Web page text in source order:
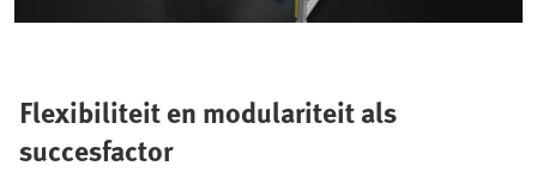
Flexibiliteit en modulariteit als
succesfactor